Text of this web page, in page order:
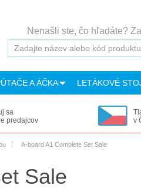
Nenašli ste, čo hľadáte?
A ÁČKA LETÁKOVÉ
sa
predajcov
v
A-board A1 Complete Set Sale
Sale